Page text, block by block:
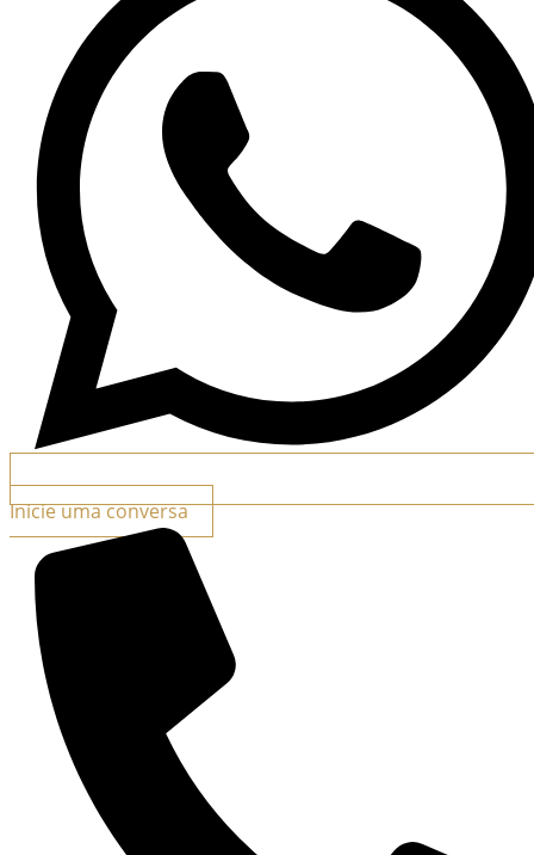
Inicie uma conversa